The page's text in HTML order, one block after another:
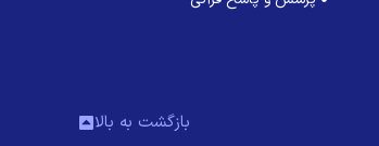
بازگشت به بالا